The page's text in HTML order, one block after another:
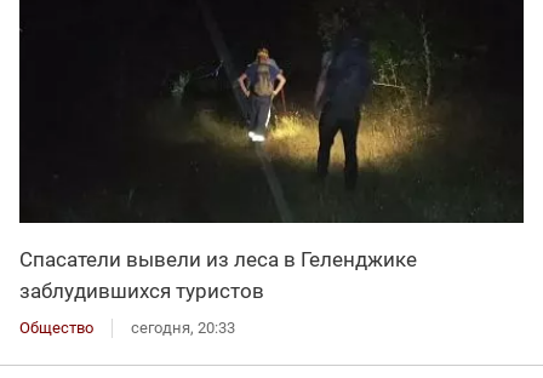
Спасатели вывели из леса в Геленджике
заблудившихся туристов
Общество сегодня, 20:33